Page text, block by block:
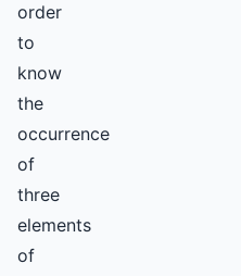
order
to
know
the
occurrence
of
three
elements
of